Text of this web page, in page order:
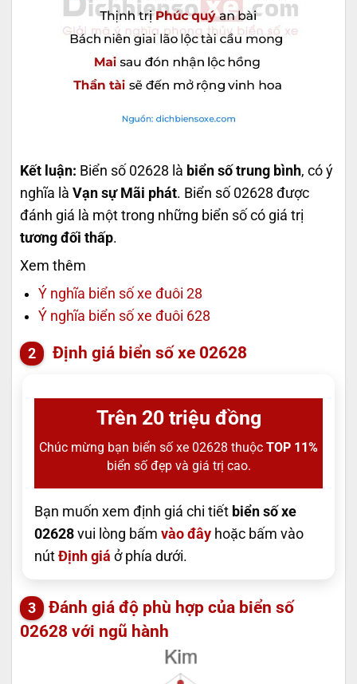
Kết luận: Biển số 02628 là biển số trung bình, có ý
nghĩa là Vạn sự Mãi phát. Biển số 02628 được
đánh giá là một trong những biển số có giá trị
tương đối thấp.
Xem thêm
Ý nghĩa biển số xe đuôi 28
Ý nghĩa biển số xe đuôi 628
Định giá biển số xe 02628
Trên 20 triệu đồng
Chúc mừng bạn biển số xe 02628 thuộc TOP 11%
biển số đẹp và giá trị cao.
Bạn muốn xem định giá chi tiết biển số xe
02628 vui lòng bấm vào đây hoặc bấm vào
nút Định giá ở phía dưới.
Đánh giá độ phù hợp của biển số
02628 với ngũ hành